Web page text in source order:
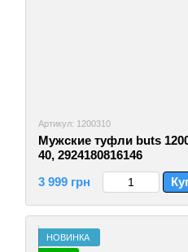
Артикул: 1200310
Мужские туфли buts
40, 2924180816146
3 999 грн
НОВИНКА